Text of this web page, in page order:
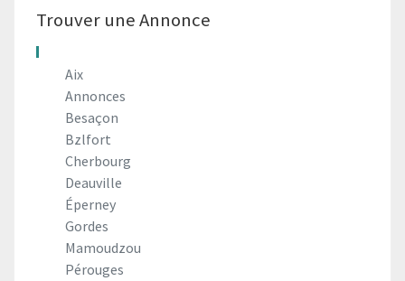
Trouver une Annonce
Aix
Annonces
Besaçon
Bzlfort
Cherbourg
Deauville
Éperney
Gordes
Mamoudzou
Pérouges